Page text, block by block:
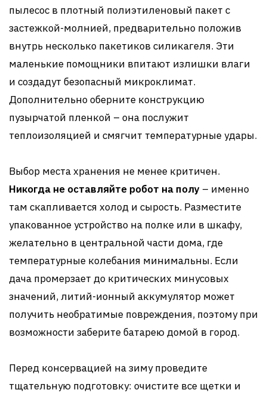
пылесос в плотный полиэтиленовый пакет с
застежкой-молнией, предварительно положив
внутрь несколько пакетиков силикагеля. Эти
маленькие помощники впитают излишки влаги
и создадут безопасный микроклимат.
Дополнительно оберните конструкцию
пузырчатой пленкой – она послужит
теплоизоляцией и смягчит температурные удары.
Выбор места хранения не менее критичен.
Никогда не оставляйте робот на полу – именно
там скапливается холод и сырость. Разместите
упакованное устройство на полке или в шкафу,
желательно в центральной части дома, где
температурные колебания минимальны. Если
дача промерзает до критических минусовых
значений, литий-ионный аккумулятор может
получить необратимые повреждения, поэтому при
возможности заберите батарею домой в город.
Перед консервацией на зиму проведите
тщательную подготовку: очистите все щетки и